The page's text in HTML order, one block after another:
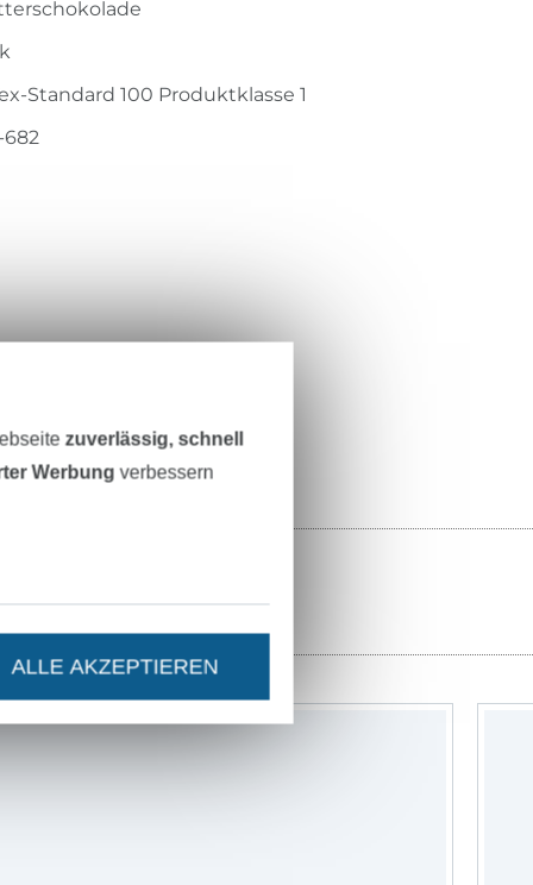
Standard 100 Produktklasse 1
zuverlässig, schnell
Werbung verbessern
ALLE AKZEPTIEREN